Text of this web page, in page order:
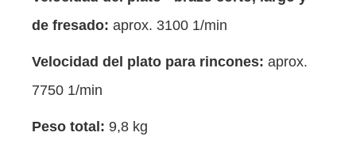
de fresado: aprox. 3100 1/min
Velocidad del plato para rincones: aprox.
7750 1/min
Peso total: 9,8 kg